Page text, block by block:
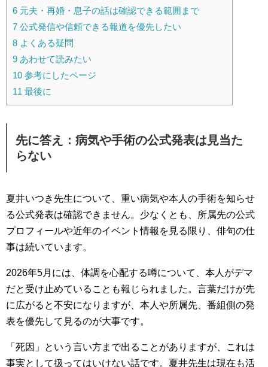
6 元夫・再婚・息子の話は確認できる範囲まで
7 公式発信や信頼できる報道を優先したい
8 よくある疑問
9 あわせて読みたい
10 参考にしたページ
11 最後に
先に答え：病気や手術の公式発表は見当た
らない
夏井いつき先生について、重い病気や本人の手術を知らせ
る公式発表は確認できません。少なくとも、所属先の公式
プロフィールや近年のイベント情報を見る限り、俳句の仕
事は続いています。
2026年5月には、体調を心配する噂について、本人がデマ
だと受け止めていることも報じられました。言葉だけが先
に広がると不安になりますが、本人や所属先、番組側の発
表を優先して見るのが大事です。
「死因」という言い方まで出ることがありますが、これは
事実として扱ってはいけない話です。夏井先生は現在も活